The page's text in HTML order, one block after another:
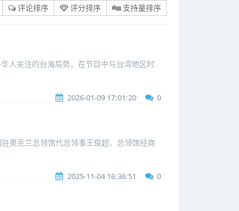
评论排序 评分排序 支持量排序
人关注的台海局势，在节目中与台湾地区时
2026-01-09 17:01:20 0
奥克兰总领馆代总领事王俊超、总领馆经商
2025-11-04 16:36:51 0